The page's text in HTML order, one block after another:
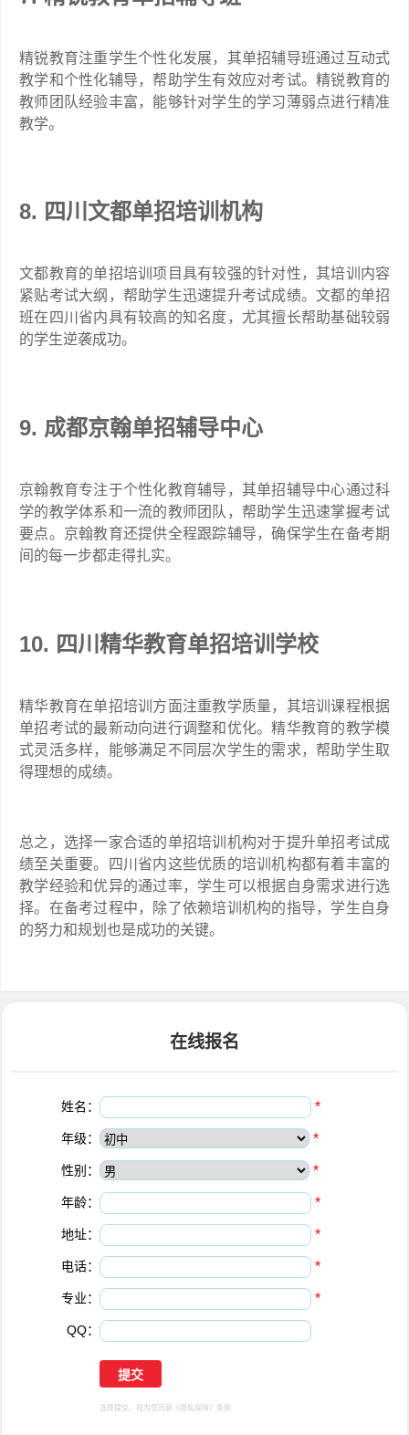
精锐教育注重学生个性化发展，其单招辅导班通过互动式
教学和个性化辅导，帮助学生有效应对考试。精锐教育的
教师团队经验丰富，能够针对学生的学习薄弱点进行精准
教学。
8. 四川文都单招培训机构
文都教育的单招培训项目具有较强的针对性，其培训内容
紧贴考试大纲，帮助学生迅速提升考试成绩。文都的单招
班在四川省内具有较高的知名度，尤其擅长帮助基础较弱
的学生逆袭成功。
9. 成都京翰单招辅导中心
京翰教育专注于个性化教育辅导，其单招辅导中心通过科
学的教学体系和一流的教师团队，帮助学生迅速掌握考试
要点。京翰教育还提供全程跟踪辅导，确保学生在备考期
间的每一步都走得扎实。
10. 四川精华教育单招培训学校
精华教育在单招培训方面注重教学质量，其培训课程根据
单招考试的最新动向进行调整和优化。精华教育的教学模
式灵活多样，能够满足不同层次学生的需求，帮助学生取
得理想的成绩。
总之，选择一家合适的单招培训机构对于提升单招考试成
绩至关重要。四川省内这些优质的培训机构都有着丰富的
教学经验和优异的通过率，学生可以根据自身需求进行选
择。在备考过程中，除了依赖培训机构的指导，学生自身
的努力和规划也是成功的关键。
在线报名
姓名： *
年级： *
性别： *
年龄： *
地址： *
电话： *
专业： *
QQ：
选择提交，视为您同意 《隐私保障》 条例